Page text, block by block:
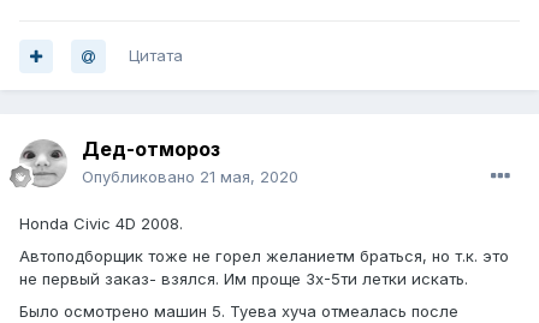
Цитата
Дед-отмороз
Опубликовано 21 мая, 2020
Honda Civic 4D 2008.
Автоподборщик тоже не горел желаниетм браться, но т.к. это
не первый заказ- взялся. Им проще 3х-5ти летки искать.
Было осмотрено машин 5. Туева хуча отмеалась после